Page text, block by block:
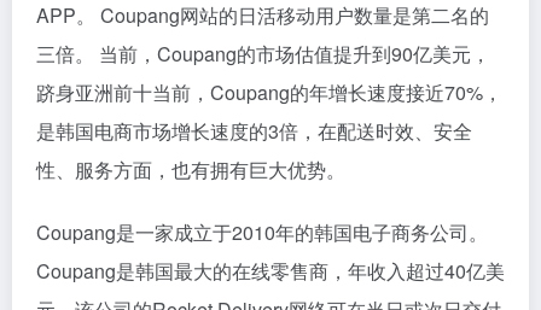
APP。 Coupang网站的日活移动用户数量是第二名的
三倍。 当前，Coupang的市场估值提升到90亿美元，
跻身亚洲前十当前，Coupang的年增长速度接近70%，
是韩国电商市场增长速度的3倍，在配送时效、安全
性、服务方面，也有拥有巨大优势。
Coupang是一家成立于2010年的韩国电子商务公司。
Coupang是韩国最大的在线零售商，年收入超过40亿美